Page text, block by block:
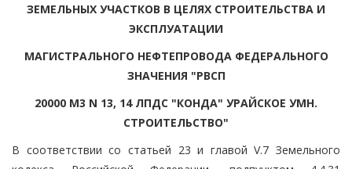
ЗЕМЕЛЬНЫХ УЧАСТКОВ В ЦЕЛЯХ СТРОИТЕЛЬСТВА И
ЭКСПЛУАТАЦИИ
МАГИСТРАЛЬНОГО НЕФТЕПРОВОДА ФЕДЕРАЛЬНОГО
ЗНАЧЕНИЯ "РВСП
20000 М3 N 13, 14 ЛПДС "КОНДА" УРАЙСКОЕ УМН.
СТРОИТЕЛЬСТВО"
В соответствии со статьей 23 и главой V.7 Земельного